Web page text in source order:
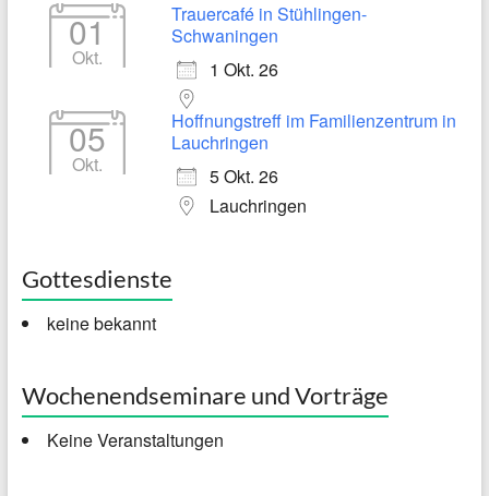
01
Okt.
Trauercafé in Stühlingen-
Schwaningen
1 Okt. 26
05
Okt.
Hoffnungstreff im Familienzentrum in
Lauchringen
5 Okt. 26
Lauchringen
Gottesdienste
keine bekannt
Wochenendseminare und Vorträge
Keine Veranstaltungen